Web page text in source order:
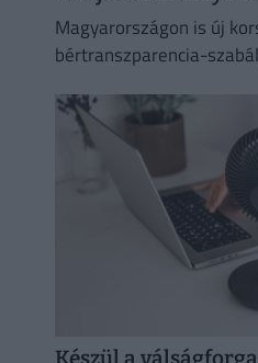
Magyarországon is új
bértranszparencia-